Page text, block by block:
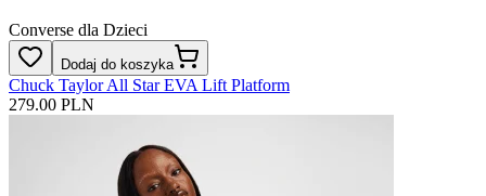
Converse dla Dzieci
Dodaj do koszyka
Chuck Taylor All Star EVA Lift Platform
279.00 PLN